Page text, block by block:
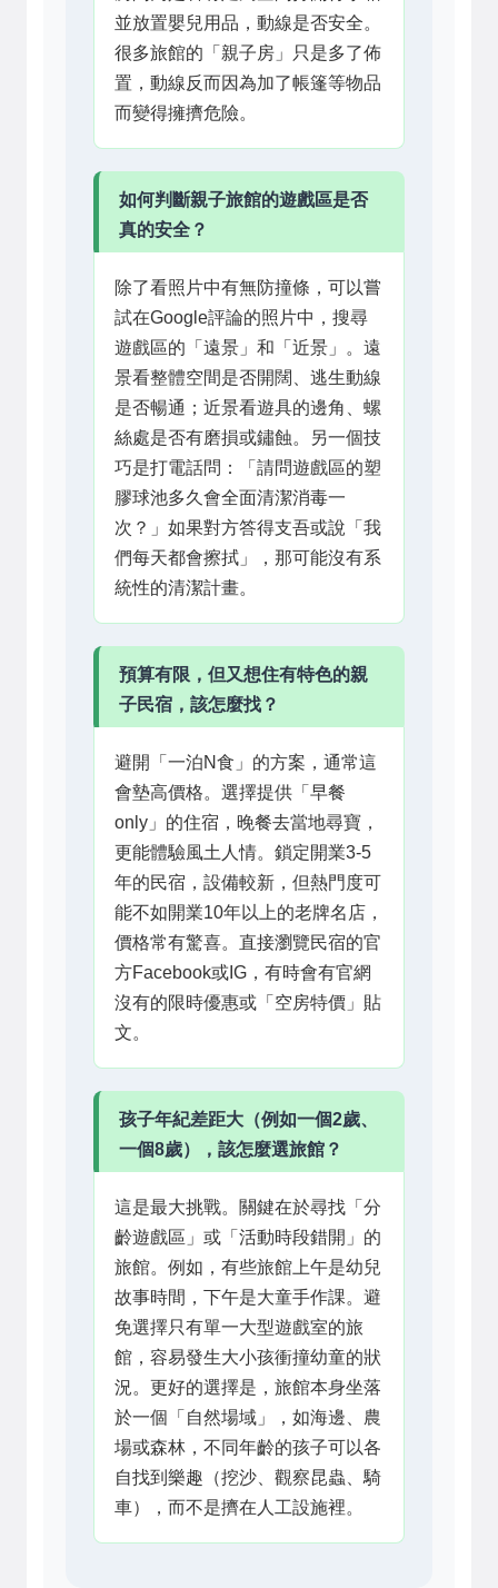
並放置嬰兒用品，動線是否安全。
很多旅館的「親子房」只是多了佈
置，動線反而因為加了帳篷等物品
而變得擁擠危險。
如何判斷親子旅館的遊戲區是否
真的安全？
除了看照片中有無防撞條，可以嘗
試在Google評論的照片中，搜尋
遊戲區的「遠景」和「近景」。遠
景看整體空間是否開闊、逃生動線
是否暢通；近景看遊具的邊角、螺
絲處是否有磨損或鏽蝕。另一個技
巧是打電話問：「請問遊戲區的塑
膠球池多久會全面清潔消毒一
次？」如果對方答得支吾或說「我
們每天都會擦拭」，那可能沒有系
統性的清潔計畫。
預算有限，但又想住有特色的親
子民宿，該怎麼找？
避開「一泊N食」的方案，通常這
會墊高價格。選擇提供「早餐
only」的住宿，晚餐去當地尋寶，
更能體驗風土人情。鎖定開業3-5
年的民宿，設備較新，但熱門度可
能不如開業10年以上的老牌名店，
價格常有驚喜。直接瀏覽民宿的官
方Facebook或IG，有時會有官網
沒有的限時優惠或「空房特價」貼
文。
孩子年紀差距大（例如一個2歲、
一個8歲），該怎麼選旅館？
這是最大挑戰。關鍵在於尋找「分
齡遊戲區」或「活動時段錯開」的
旅館。例如，有些旅館上午是幼兒
故事時間，下午是大童手作課。避
免選擇只有單一大型遊戲室的旅
館，容易發生大小孩衝撞幼童的狀
況。更好的選擇是，旅館本身坐落
於一個「自然場域」，如海邊、農
場或森林，不同年齡的孩子可以各
自找到樂趣（挖沙、觀察昆蟲、騎
車），而不是擠在人工設施裡。